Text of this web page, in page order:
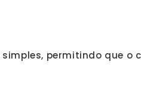
permitindo que